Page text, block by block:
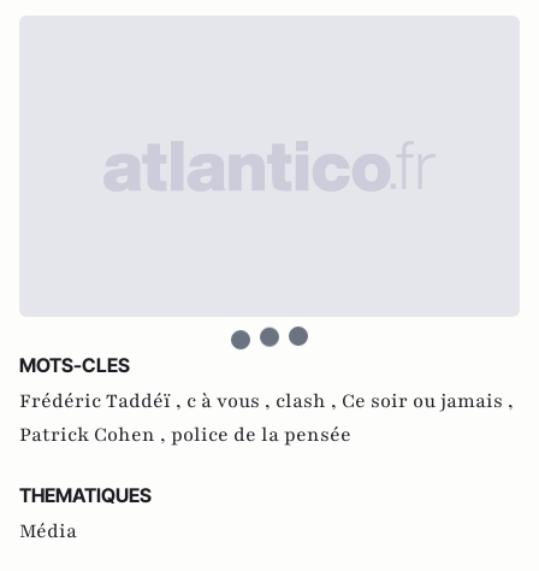
MOTS-CLES
Frédéric Taddéï , c à vous , clash , Ce soir ou jamais ,
Patrick Cohen , police de la pensée
THEMATIQUES
Média